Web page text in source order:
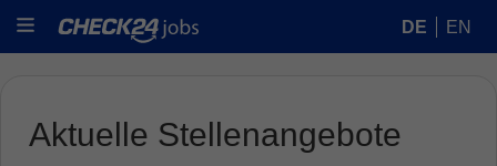
DE EN
Aktuelle Stellenangebote